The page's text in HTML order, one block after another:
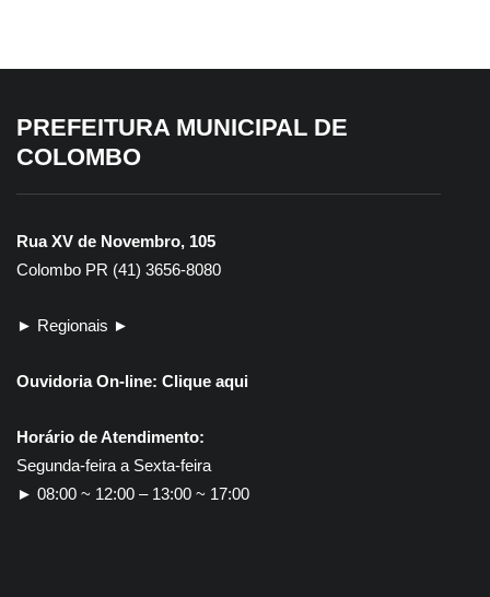
PREFEITURA MUNICIPAL DE
COLOMBO
Rua XV de Novembro, 105
Colombo PR (41) 3656-8080
► Regionais ►
Ouvidoria On-line: Clique aqui
Horário de Atendimento:
Segunda-feira a Sexta-feira
► 08:00 ~ 12:00 – 13:00 ~ 17:00